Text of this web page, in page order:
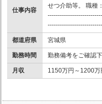
仕事内容
せつ介助等。 職種
都道府県 宮城県
勤務時間 勤務備考をご確認
月収 1150万円～1200万